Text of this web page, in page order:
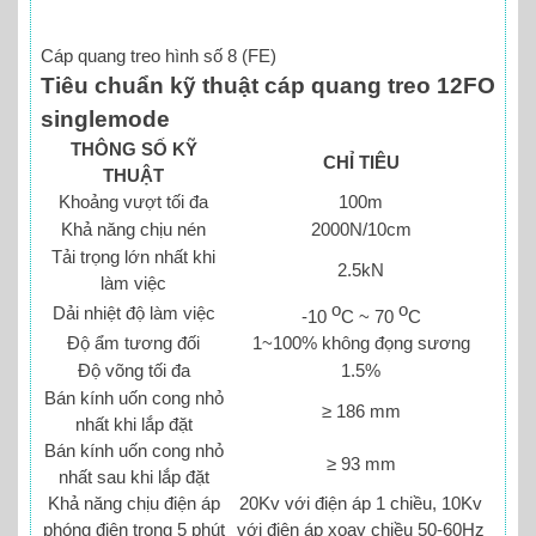
Cáp quang treo hình số 8 (FE)
Tiêu chuẩn kỹ thuật cáp quang treo 12FO
singlemode
THÔNG SỐ KỸ
THUẬT
CHỈ TIÊU
Khoảng vượt tối đa
100m
Khả năng chịu nén
2000N/10cm
Tải trọng lớn nhất khi
làm việc
2.5kN
Dải nhiệt độ làm việc -10oC ~ 70oC
Độ ẩm tương đối
1~100% không đọng sương
Độ võng tối đa
1.5%
Bán kính uốn cong nhỏ
nhất khi lắp đặt
≥ 186 mm
Bán kính uốn cong nhỏ
nhất sau khi lắp đặt
≥ 93 mm
Khả năng chịu điện áp
phóng điện trong 5 phút
20Kv với điện áp 1 chiều, 10Kv
với điện áp xoay chiều 50-60Hz